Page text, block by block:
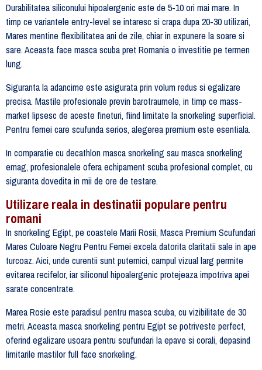
Durabilitatea siliconului hipoalergenic este de 5-10 ori mai mare. In
timp ce variantele entry-level se intaresc si crapa dupa 20-30 utilizari,
Mares mentine flexibilitatea ani de zile, chiar in expunere la soare si
sare. Aceasta face masca scuba pret Romania o investitie pe termen
lung.
Siguranta la adancime este asigurata prin volum redus si egalizare
precisa. Mastile profesionale previn barotraumele, in timp ce mass-
market lipsesc de aceste fineturi, fiind limitate la snorkeling superficial.
Pentru femei care scufunda serios, alegerea premium este esentiala.
In comparatie cu decathlon masca snorkeling sau masca snorkeling
emag, profesionalele ofera echipament scuba profesional complet, cu
siguranta dovedita in mii de ore de testare.
Utilizare reala in destinatii populare pentru
romani
In snorkeling Egipt, pe coastele Marii Rosii, Masca Premium Scufundari
Mares Culoare Negru Pentru Femei excela datorita claritatii sale in ape
turcoaz. Aici, unde curentii sunt puternici, campul vizual larg permite
evitarea recifelor, iar siliconul hipoalergenic protejeaza impotriva apei
sarate concentrate.
Marea Rosie este paradisul pentru masca scuba, cu vizibilitate de 30
metri. Aceasta masca snorkeling pentru Egipt se potriveste perfect,
oferind egalizare usoara pentru scufundari la epave si corali, depasind
limitarile mastilor full face snorkeling.